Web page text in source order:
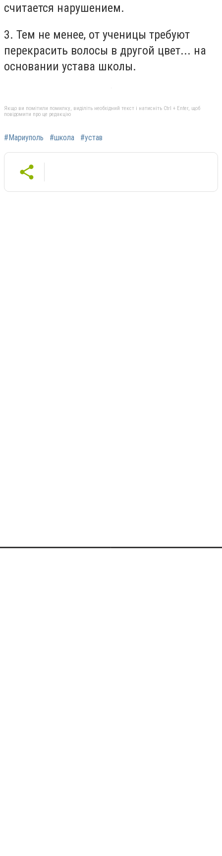
считается нарушением.
3. Тем не менее, от ученицы требуют
перекрасить волосы в другой цвет... на
основании устава школы.
Якщо ви помітили помилку, виділіть необхідний текст і натисніть Ctrl + Enter, щоб
повідомити про це редакцію
#Мариуполь #школа #устав